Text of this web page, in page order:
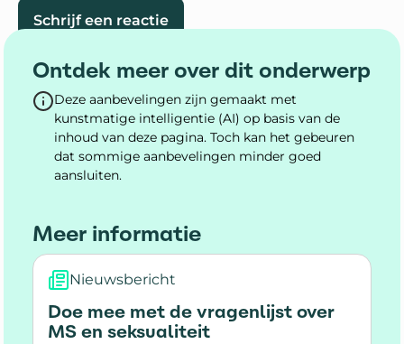
Schrijf een reactie
Ontdek meer over dit onderwerp
Deze aanbevelingen zijn gemaakt met
kunstmatige intelligentie (AI) op basis van de
inhoud van deze pagina. Toch kan het gebeuren
dat sommige aanbevelingen minder goed
aansluiten.
Meer informatie
Nieuwsbericht
Doe mee met de vragenlijst over
MS en seksualiteit